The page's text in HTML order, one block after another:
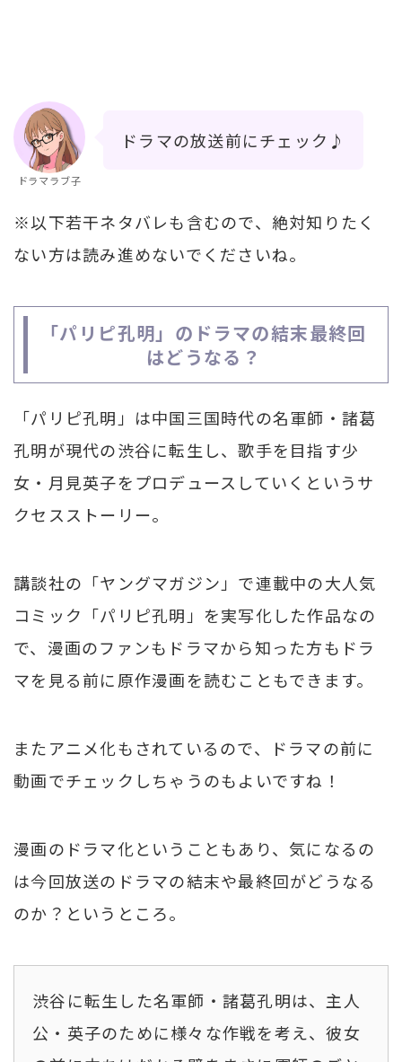
ドラマラブ子
ドラマの放送前にチェック♪
※以下若干ネタバレも含むので、絶対知りたく
ない方は読み進めないでくださいね。
「パリピ孔明」のドラマの結末最終回
はどうなる？
「パリピ孔明」は中国三国時代の名軍師・諸葛
孔明が現代の渋谷に転生し、歌手を目指す少
女・月見英子をプロデュースしていくというサ
クセスストーリー。
講談社の「ヤングマガジン」で連載中の大人気
コミック「パリピ孔明」を実写化した作品なの
で、漫画のファンもドラマから知った方もドラ
マを見る前に原作漫画を読むこともできます。
またアニメ化もされているので、ドラマの前に
動画でチェックしちゃうのもよいですね！
漫画のドラマ化ということもあり、気になるの
は今回放送のドラマの結末や最終回がどうなる
のか？というところ。
渋谷に転生した名軍師・諸葛孔明は、主人
公・英子のために様々な作戦を考え、彼女